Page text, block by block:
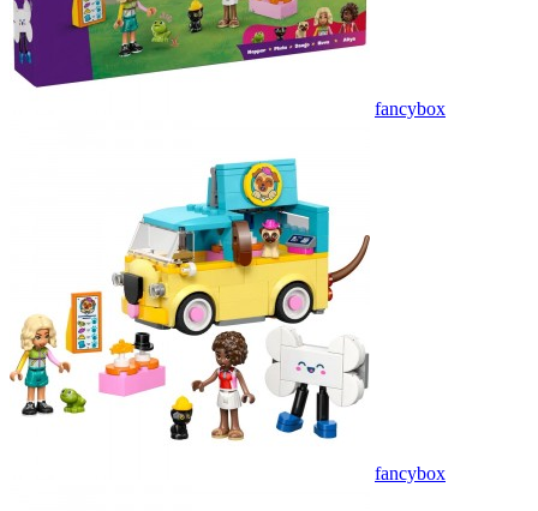
fancybox
fancybox